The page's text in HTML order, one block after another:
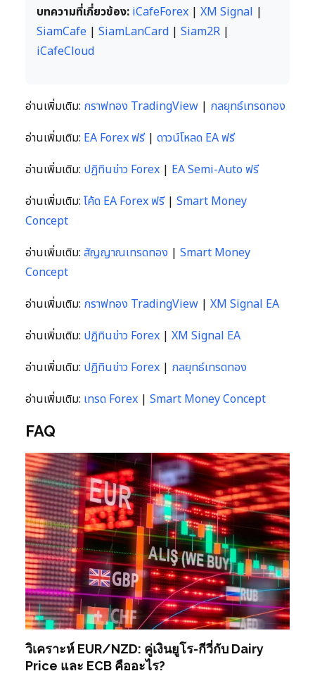
บทความที่เกี่ยวข้อง: iCafeForex | XM Signal |
SiamCafe | SiamLanCard | Siam2R |
iCafeCloud
อ่านเพิ่มเติม: กราฟทอง TradingView | กลยุทธ์เทรดทอง
อ่านเพิ่มเติม: EA Forex ฟรี| ดาวน์โหลด EA ฟรี
อ่านเพิ่มเติม: ปฏิทินข่าว Forex | EA Semi-Auto ฟรี
อ่านเพิ่มเติม: โค้ด EA Forex ฟรี| Smart Money
Concept
อ่านเพิ่มเติม: สัญญาณเทรดทอง | Smart Money
Concept
อ่านเพิ่มเติม: กราฟทอง TradingView | XM Signal EA
อ่านเพิ่มเติม: ปฏิทินข่าว Forex | XM Signal EA
อ่านเพิ่มเติม: ปฏิทินข่าว Forex | กลยุทธ์เทรดทอง
อ่านเพิ่มเติม: เทรด Forex | Smart Money Concept
FAQ
วิเคราะห์ EUR/NZD: คู่เงินยูโร-กีวี่กับ Dairy
Price และ ECB คืออะไร?